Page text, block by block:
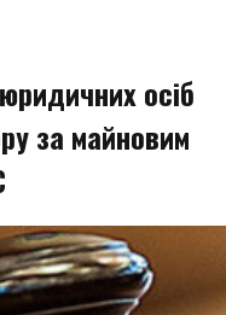
осіб
за майновим